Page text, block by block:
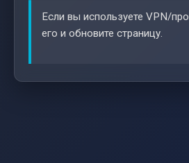
Если вы используете VPN/
его и обновите страницу.